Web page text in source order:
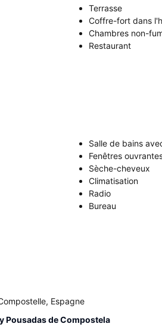
Terrasse
Coffre-fort dans
Chambres non-
Restaurant
Salle de bains
Fenêtres
Sèche-cheveux
Climatisation
Radio
Bureau
Espagne
Pousadas de Compostela